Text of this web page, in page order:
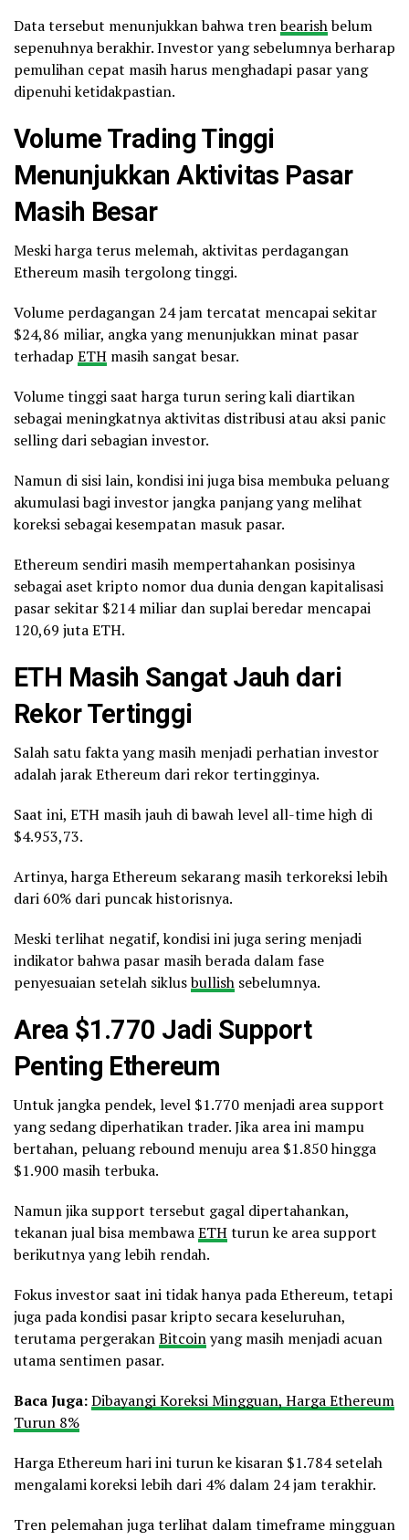
Data tersebut menunjukkan bahwa trenbearishbelum
sepenuhnya berakhir. Investor yang sebelumnya berharap
pemulihan cepat masih harus menghadapi pasar yang
dipenuhi ketidakpastian.
Volume Trading Tinggi
Menunjukkan Aktivitas Pasar
Masih Besar
Meski harga terus melemah, aktivitas perdagangan
Ethereum masih tergolong tinggi.
Volume perdagangan 24 jam tercatat mencapai sekitar
$24,86 miliar, angka yang menunjukkan minat pasar
terhadap ETH masih sangat besar.
Volume tinggi saat harga turun sering kali diartikan
sebagai meningkatnya aktivitas distribusi atau aksi panic
selling dari sebagian investor.
Namun di sisi lain, kondisi ini juga bisa membuka peluang
akumulasi bagi investor jangka panjang yang melihat
koreksi sebagai kesempatan masuk pasar.
Ethereum sendiri masih mempertahankan posisinya
sebagai aset kripto nomor dua dunia dengan kapitalisasi
pasar sekitar $214 miliar dan suplai beredar mencapai
120,69 juta ETH.
ETH Masih Sangat Jauh dari
Rekor Tertinggi
Salah satu fakta yang masih menjadi perhatian investor
adalah jarak Ethereum dari rekor tertingginya.
Saat ini, ETH masih jauh di bawah level all-time high di
$4.953,73.
Artinya, harga Ethereum sekarang masih terkoreksi lebih
dari 60% dari puncak historisnya.
Meski terlihat negatif, kondisi ini juga sering menjadi
indikator bahwa pasar masih berada dalam fase
penyesuaian setelah siklusbullish sebelumnya.
Area $1.770 Jadi Support
Penting Ethereum
Untuk jangka pendek, level $1.770 menjadi area support
yang sedang diperhatikan trader. Jika area ini mampu
bertahan, peluang rebound menuju area $1.850 hingga
$1.900 masih terbuka.
Namun jika support tersebut gagal dipertahankan,
tekanan jual bisa membawaETHturun ke area support
berikutnya yang lebih rendah.
Fokus investor saat ini tidak hanya pada Ethereum, tetapi
juga pada kondisi pasar kripto secara keseluruhan,
terutama pergerakanBitcoinyang masih menjadi acuan
utama sentimen pasar.
Baca Juga:Dibayangi Koreksi Mingguan, Harga Ethereum
Turun 8%
Harga Ethereum hari ini turun ke kisaran $1.784 setelah
mengalami koreksi lebih dari 4% dalam 24 jam terakhir.
Tren pelemahan juga terlihat dalam timeframe mingguan